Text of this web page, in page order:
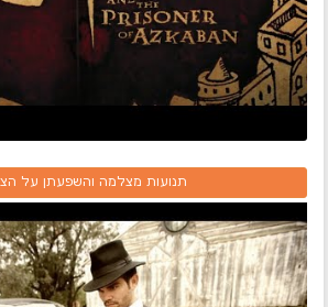
תנועות מצלמה והשפעתן על